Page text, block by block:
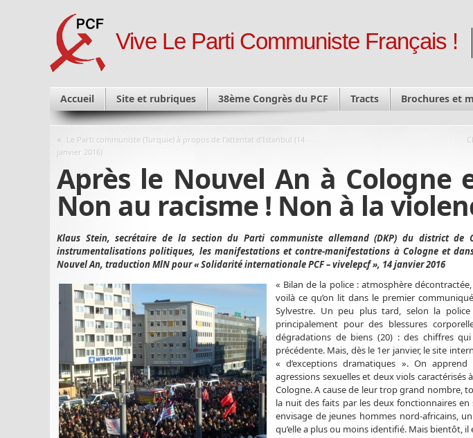
Vive Le Parti Communiste Français !
Accueil Site et rubriques 38ème Congrès du PCF Tracts Brochures et
« Le Parti communiste (Turquie) à propos de l’attentat d’Istanbul (14
janvier 2016)
Après le Nouvel An à Cologne
Non au racisme ! Non à la
Klaus Stein, secrétaire de la section du Parti communiste allemand (DKP) du district
instrumentalisations politiques, les manifestations et contre-manifestations à Cologne et
Nouvel An, traduction MlN pour « Solidarité internationale PCF – vivelepcf », 14 janvier 2016
« Bilan de la police : atmosphère
voilà ce qu’on lit dans le premier
Sylvestre. Un peu plus tard, selon la
principalement pour des blessures
dégradations de biens (20) : des chiffres
précédente. Mais, dès le 1er janvier, le site
« d’exceptions dramatiques ». On
agressions sexuelles et deux viols caractérisés
Cologne. A cause de leur trop grand nombre,
la nuit des faits par les deux fonctionnaires en
envisage de jeunes hommes nord-africains,
qu’elle a plus ou moins identifié. Mais bientôt,